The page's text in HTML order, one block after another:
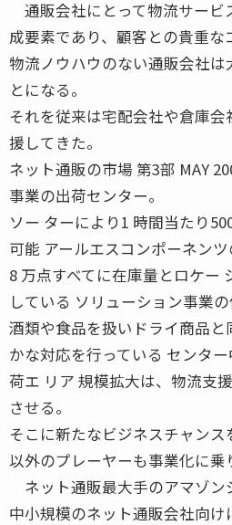
通販会社にとって物流サービ
成要素であり、顧客との貴重な
物流ノウハウのない通販会社は
とになる。
それを従来は宅配会社や倉庫
援してきた。
ネット通販の市場 第3部 MAY
事業の出荷センター。
ソー ターにより1 時間当たり
可能 アールエスコンポーネンツ
8 万点すべてに在庫量とロケー
している ソリューション事業の
酒類や食品を扱いドライ商品と
かな対応を行っている センタ
荷エ リア 規模拡大は、物流支
させる。
そこに新たなビジネスチャン
以外のプレーヤーも事業化に乗
ネット通販最大手のアマゾン
中小規模のネット通販会社向け